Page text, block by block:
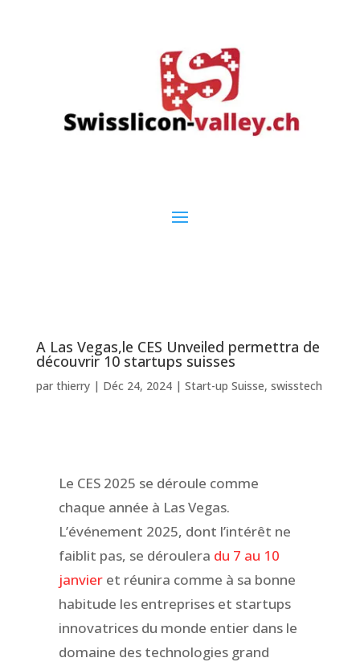
A Las Vegas,le CES Unveiled permettra de
découvrir 10 startups suisses
par thierry| Déc 24, 2024| Start-up Suisse, swisstech
Le CES 2025 se déroule comme
chaque année à Las Vegas.
L’événement 2025, dont l’intérêt ne
faiblit pas, se déroulera du 7 au 10
janvier et réunira comme à sa bonne
habitude les entreprises et startups
innovatrices du monde entier dans le
domaine des technologies grand